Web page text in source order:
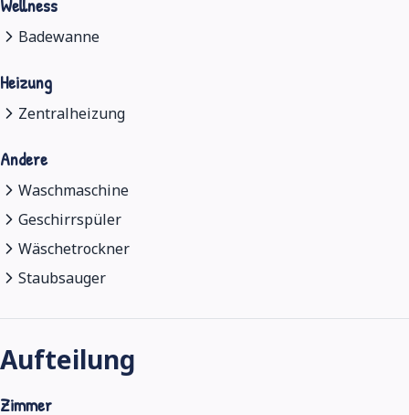
Wellness
Badewanne
Heizung
Zentralheizung
Andere
Waschmaschine
Geschirrspüler
Wäschetrockner
Staubsauger
Aufteilung
Zimmer